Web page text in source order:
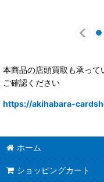
本商品の店頭買取も承って
ご確認ください
https://akihabara-
ホーム
ショッピングカート